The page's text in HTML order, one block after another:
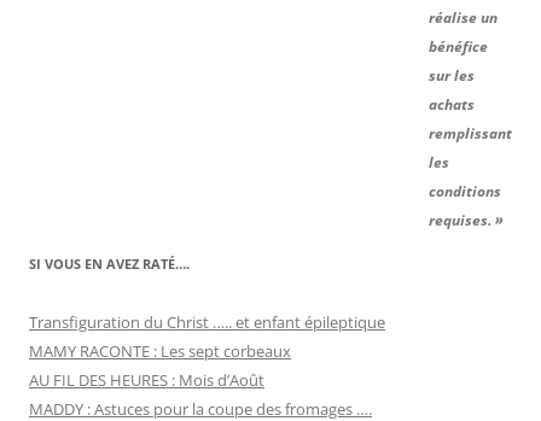
réalise un
bénéfice
sur les
achats
remplissant
les
conditions
requises. »
SI VOUS EN AVEZ RATÉ….
Transfiguration du Christ ….. et enfant épileptique
MAMY RACONTE : Les sept corbeaux
AU FIL DES HEURES : Mois d’Août
MADDY : Astuces pour la coupe des fromages ….